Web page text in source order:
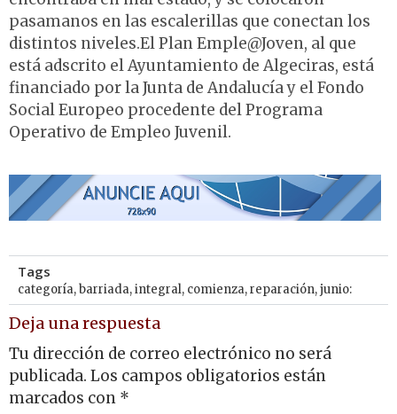
pasamanos en las escalerillas que conectan los
distintos niveles.El Plan Emple@Joven, al que
está adscrito el Ayuntamiento de Algeciras, está
financiado por la Junta de Andalucía y el Fondo
Social Europeo procedente del Programa
Operativo de Empleo Juvenil.
Tags
categoría,barriada,integral, comienza,reparación,junio:
Deja una respuesta
Tu dirección de correo electrónico no será
publicada. Los campos obligatorios están
marcados con *